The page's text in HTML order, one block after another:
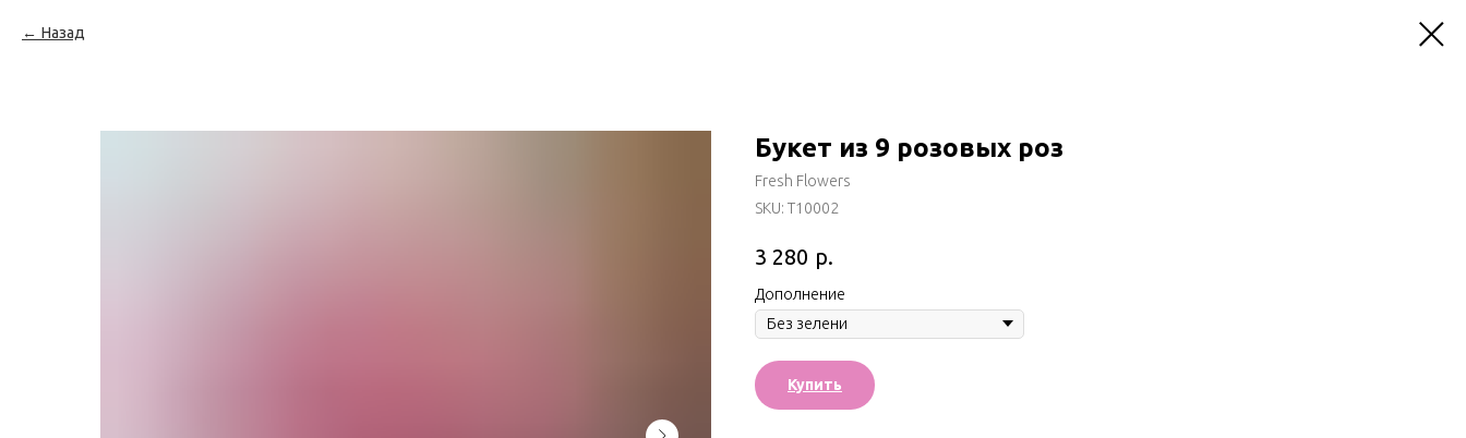
Назад
Букет из 9 розовых роз
Fresh Flowers
SKU: T10002
3 280 р.
Дополнение
Купить